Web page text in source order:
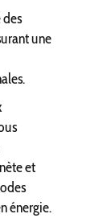
une
et
énergie.